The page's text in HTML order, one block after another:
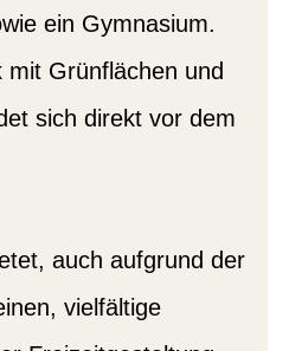
ein Gymnasium.
Grünflächen und
sich direkt vor dem
auch aufgrund der
vielfältige